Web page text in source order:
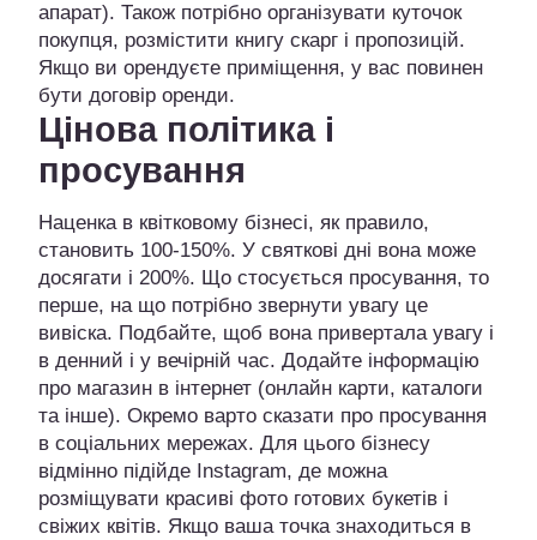
апарат). Також потрібно організувати куточок
покупця, розмістити книгу скарг і пропозицій.
Якщо ви орендуєте приміщення, у вас повинен
бути договір оренди.
Цінова політика і
просування
Наценка в квітковому бізнесі, як правило,
становить 100-150%. У святкові дні вона може
досягати і 200%. Що стосується просування, то
перше, на що потрібно звернути увагу це
вивіска. Подбайте, щоб вона привертала увагу і
в денний і у вечірній час. Додайте інформацію
про магазин в інтернет (онлайн карти, каталоги
та інше). Окремо варто сказати про просування
в соціальних мережах. Для цього бізнесу
відмінно підійде Instagram, де можна
розміщувати красиві фото готових букетів і
свіжих квітів. Якщо ваша точка знаходиться в